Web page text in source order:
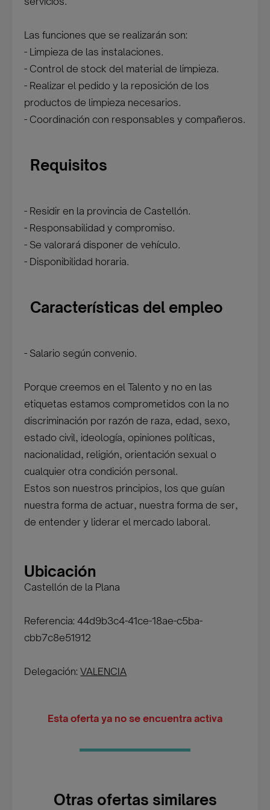
Las funciones que se realizarán son:
- Limpieza de las instalaciones.
- Control de stock del material de limpieza.
- Realizar el pedido y la reposición de los
productos de limpieza necesarios.
- Coordinación con responsables y compañeros.
Requisitos
- Residir en la provincia de Castellón.
- Responsabilidad y compromiso.
- Se valorará disponer de vehículo.
- Disponibilidad horaria.
Características del empleo
- Salario según convenio.
Porque creemos en el Talento y no en las
etiquetas estamos comprometidos con la no
discriminación por razón de raza, edad, sexo,
estado civil, ideología, opiniones políticas,
nacionalidad, religión, orientación sexual o
cualquier otra condición personal.
Estos son nuestros principios, los que guían
nuestra forma de actuar, nuestra forma de ser,
de entender y liderar el mercado laboral.
Ubicación
Castellón de la Plana
Referencia: 44d9b3c4-41ce-18ae-c5ba-
cbb7c8e51912
Delegación:VALENCIA
Esta oferta ya no se encuentra activa
Otras ofertas similares